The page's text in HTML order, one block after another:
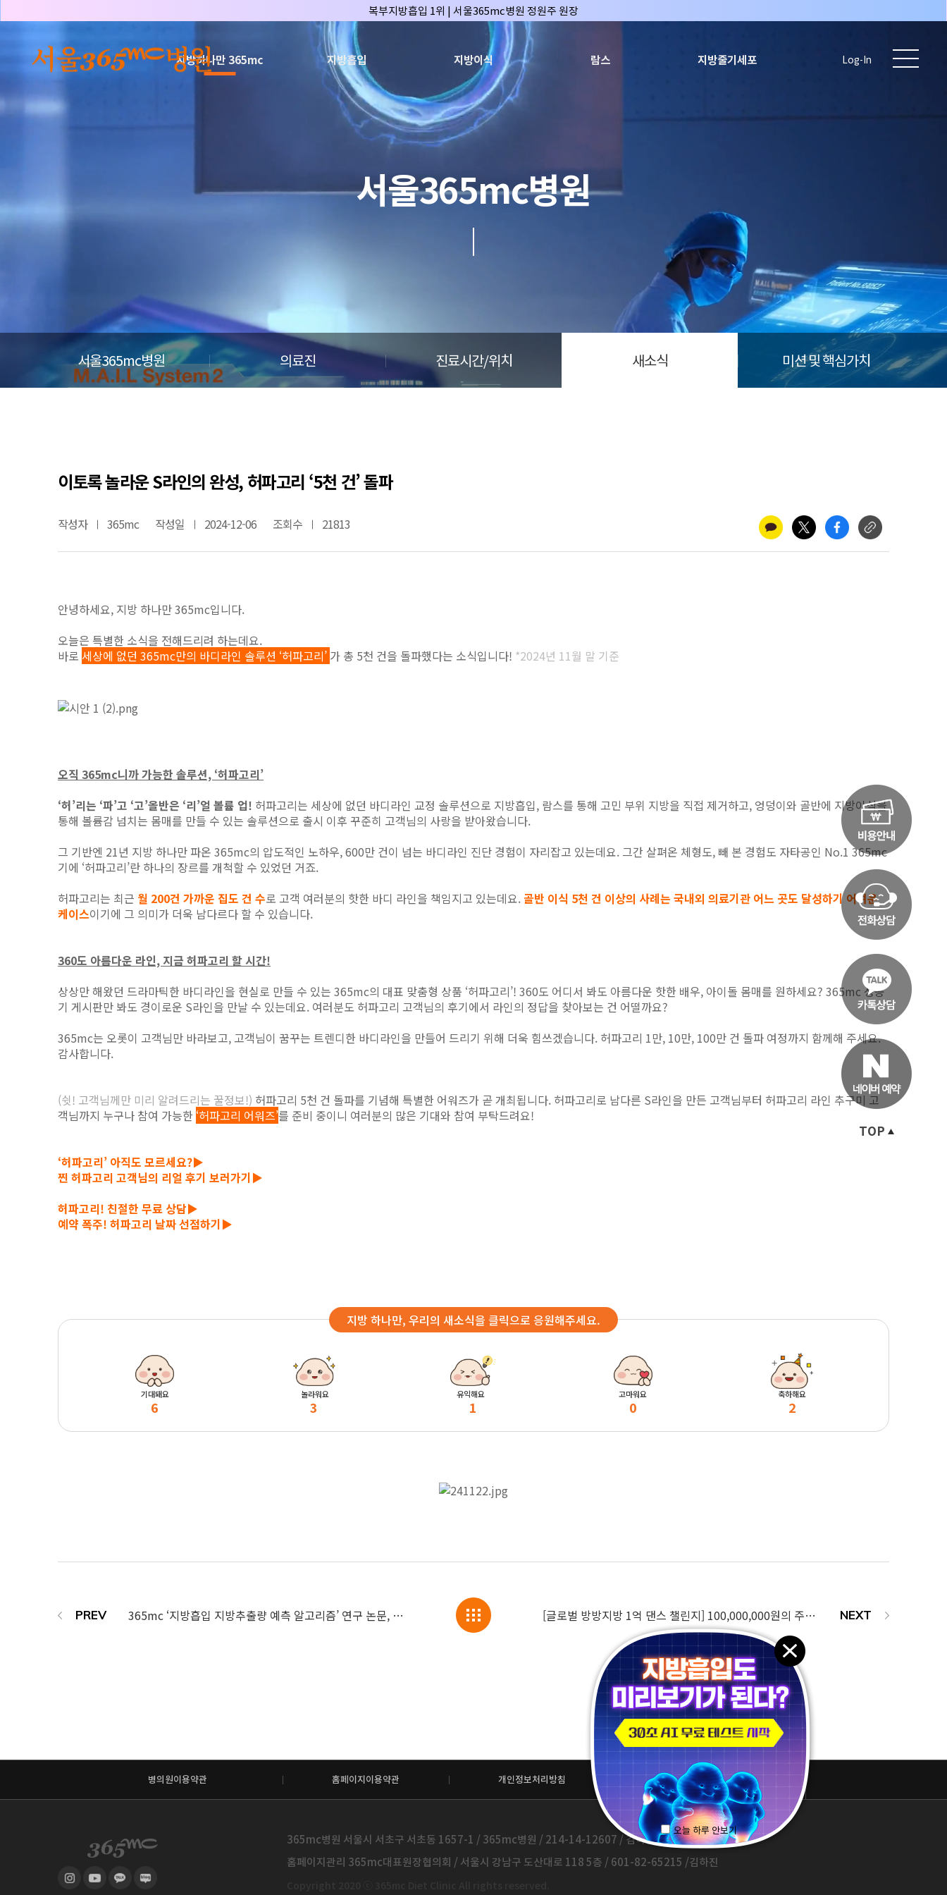
복부지방흡입 1위 | 서울365mc병원 정원주 원장
허파고리 1위 | 서울365mc병원 이성훈 부병원장(4개월 연속)
얼굴지방흡입 1위 | 서울365mc병원 서성익 원장(3년 연속)
배파가리 1위 | 서울365mc병원 서성익 원장
🏆대한민국 최대 15층 규모 지방흡입 특화 병원🏆
🏆대한민국 첫번째 '병원급' 지방흡입 병원🏆
🏆지방흡입 고객 만족도 99.9% 최고치 달성🏆
🏆서울365mc병원 부위별 최다 지방흡입 집도의 4관왕!! (2026년 7월 기준)
복부지방흡입 1위 | 서울365mc병원 정원주 원장
지방하나만 365mc 지방흡입 지방이식 람스 지방줄기세포 Log-In
서울365mc병원
서울365mc병원 의료진 진료시간/위치 새소식 미션 및 핵심가치
이토록 놀라운 S라인의 완성, 허파고리 ‘5천 건’ 돌파
작성자 365mc 작성일 2024-12-06 조회수 21813
안녕하세요, 지방 하나만 365mc입니다.
오늘은 특별한 소식을 전해드리려 하는데요.
바로 세상에 없던 365mc만의 바디라인 솔루션 ‘허파고리’ 가 총 5천 건을 돌파했다는 소식입니다! *2024년 11월 말 기준
오직 365mc니까 가능한 솔루션, ‘허파고리’
‘허’리는 ‘파’고 ‘고’올반은 ‘리’얼 볼륨 업! 허파고리는 세상에 없던 바디라인 교정 솔루션으로 지방흡입, 람스를 통해 고민 부위 지방을 직접 제거하고, 엉덩이와 골반에 지방이식을
통해 볼륨감 넘치는 몸매를 만들 수 있는 솔루션으로 출시 이후 꾸준히 고객님의 사랑을 받아왔습니다.
그 기반엔 21년 지방 하나만 파온 365mc의 압도적인 노하우, 600만 건이 넘는 바디라인 진단 경험이 자리잡고 있는데요. 그간 살펴온 체형도, 빼 본 경험도 자타공인 No.1 365mc
기에 ‘허파고리’란 하나의 장르를 개척할 수 있었던 거죠.
허파고리는 최근 월 200건 가까운 집도 건 수로 고객 여러분의 핫한 바디 라인을 책임지고 있는데요. 골반 이식 5천 건 이상의 사례는 국내외 의료기관 어느 곳도 달성하기 어려운
케이스이기에 그 의미가 더욱 남다르다 할 수 있습니다.
360도 아름다운 라인, 지금 허파고리 할 시간!
상상만 해왔던 드라마틱한 바디라인을 현실로 만들 수 있는 365mc의 대표 맞춤형 상품 ‘허파고리’! 360도 어디서 봐도 아름다운 핫한 배우, 아이돌 몸매를 원하세요? 365mc 성공
기 게시판만 봐도 경이로운 S라인을 만날 수 있는데요. 여러분도 허파고리 고객님의 후기에서 라인의 정답을 찾아보는 건 어떨까요?
365mc는 오롯이 고객님만 바라보고, 고객님이 꿈꾸는 트렌디한 바디라인을 만들어 드리기 위해 더욱 힘쓰겠습니다. 허파고리 1만, 10만, 100만 건 돌파 여정까지 함께해 주세요.
감사합니다.
(쉿! 고객님께만 미리 알려드리는 꿀정보!) 허파고리 5천 건 돌파를 기념해 특별한 어워즈가 곧 개최됩니다. 허파고리로 남다른 S라인을 만든 고객님부터 허파고리 라인 추구미 고
객님까지 누구나 참여 가능한 ‘허파고리 어워즈’를 준비 중이니 여러분의 많은 기대와 참여 부탁드려요!
‘허파고리’ 아직도 모르세요?▶
찐 허파고리 고객님의 리얼 후기 보러가기▶
허파고리! 친절한 무료 상담▶
예약 폭주! 허파고리 날짜 선점하기▶
지방 하나만, 우리의 새소식을 클릭으로 응원해주세요.
기대돼요
6
놀라워요
3
유익해요
1
고마워요
0
축하해요
2
365mc ‘지방흡입 지방추출량 예측 알고리즘’ 연구 논문, SCI급 국제학술지 등재 쾌거! [글로벌 방방지방 1억 댄스 챌린지] 100,000,000원의 주인공 대상 발표 🏆
TOP
오늘 하루 안보기
병의원이용약관 홈페이지이용약관 개인정보처리방침 패밀리 사이트
365mc병원 서울시 서초구 서초동 1657-1 / 365mc병원 / 214-14-12607 / 김하진 / 1577-3653
홈페이지관리 365mc대표원장협의회 / 서울시 강남구 도산대로 118 5층 / 601-82-65215 /김하진